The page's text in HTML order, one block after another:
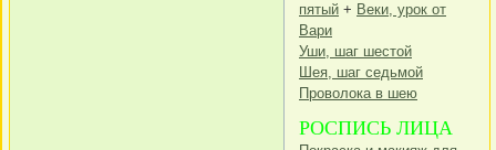
пятый + Веки, урок от
Вари
Уши, шаг шестой
Шея, шаг седьмой
Проволока в шею
РОСПИСЬ ЛИЦА